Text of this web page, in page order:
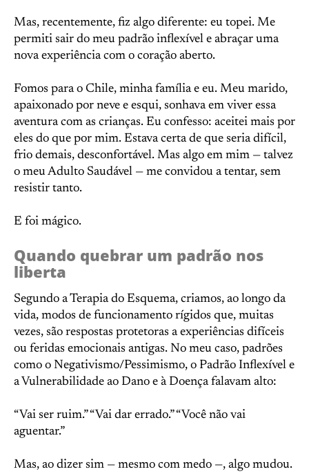
Mas, recentemente, fiz algo diferente: eu topei. Me
permiti sair do meu padrão inflexível e abraçar uma
nova experiência com o coração aberto.
Fomos para o Chile, minha família e eu. Meu marido,
apaixonado por neve e esqui, sonhava em viver essa
aventura com as crianças. Eu confesso: aceitei mais por
eles do que por mim. Estava certa de que seria difícil,
frio demais, desconfortável. Mas algo em mim — talvez
o meu Adulto Saudável — me convidou a tentar, sem
resistir tanto.
E foi mágico.
Quando quebrar um padrão nos
liberta
Segundo a Terapia do Esquema, criamos, ao longo da
vida, modos de funcionamento rígidos que, muitas
vezes, são respostas protetoras a experiências difíceis
ou feridas emocionais antigas. No meu caso, padrões
como o Negativismo/Pessimismo, o Padrão Inflexível e
a Vulnerabilidade ao Dano e à Doença falavam alto:
“Vai ser ruim.” “Vai dar errado.” “Você não vai
aguentar.”
Mas, ao dizer sim — mesmo com medo —, algo mudou.